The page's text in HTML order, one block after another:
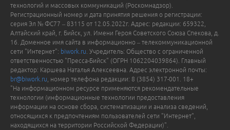
технологий и массовых коммуникаций (Роскомнадзор).
Регистрационный номер и дата принятия решения о регистрации:
серия Эл № ФС77 – 83115 от 12.05.2022г. Адрес: редакции: 659322,
Алтайский край, г. Бийск, ул. Имени Героя Советского Союза Спекова, д.
16. Доменное имя сайта в информационно – телекоммуникационной
сети "Интернет": biwork.ru . Учредитель: Общество с ограниченной
ответственностью "Пресса-Бийск" (ОГРН 1062204039864). Главный
редактор: Каршева Наталья Алексеевна. Адрес электронной почты:
br@biwork.ru , номер телефона редакции: 8 (3854) 317-001. 18+
"На информационном ресурсе применяются рекомендательные
технологии (информационные технологии предоставления
информации на основе сбора, систематизации и анализа сведений,
относящихся к предпочтениям пользователей сети "Интернет",
находящихся на территории Российской Федерации)".